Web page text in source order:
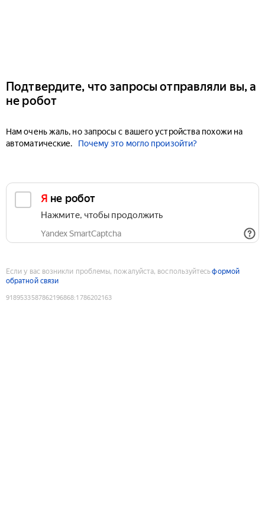
Подтвердите, что запросы отправляли вы, а
не робот
Нам очень жаль, но запросы с вашего устройства похожи на
автоматические.
Почему это могло произойти?
Я не робот
Нажмите, чтобы продолжить
Yandex SmartCaptcha
Если у вас возникли проблемы, пожалуйста, воспользуйтесьформой
обратной связи
9189533587862196868:1786202163